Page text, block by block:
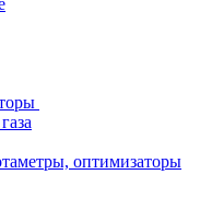
оптимизаторы